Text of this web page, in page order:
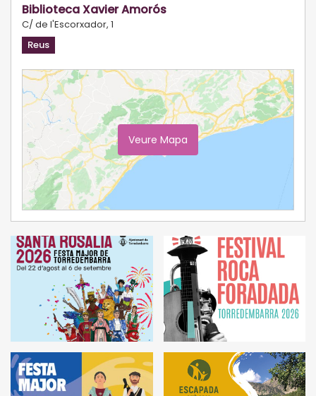
Biblioteca Xavier Amorós
C/ de l'Escorxador, 1
Reus
Veure Mapa